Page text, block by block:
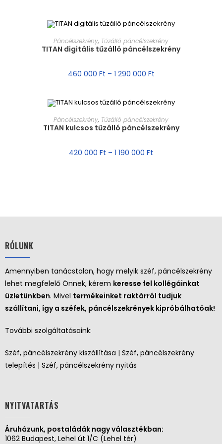
MÉRET VÁLASZTÁSA
Páncélszekrény, Tűzálló páncélszekrény
TITAN digitális tűzálló páncélszekrény
460 000 Ft – 1 290 000 Ft
MÉRET VÁLASZTÁSA
Páncélszekrény, Tűzálló páncélszekrény
TITAN kulcsos tűzálló páncélszekrény
420 000 Ft – 1 190 000 Ft
RÓLUNK
Amennyiben tanácstalan, hogy melyik széf, páncélszekrény
lehet megfelelő Önnek, kérem keresse fel kollégáinkat
üzletünkben. Mivel termékeinket raktárról tudjuk
szállítani, így a széfek, páncélszekrények kipróbálhatóak!
További szolgáltatásaink:
Széf, páncélszekrény kiszállítása | Széf, páncélszekrény
telepítés | Széf, páncélszekrény nyitás
NYITVATARTÁS
Áruházunk, postaládák nagy választékban:
1062 Budapest, Lehel út 1/C (Lehel tér)